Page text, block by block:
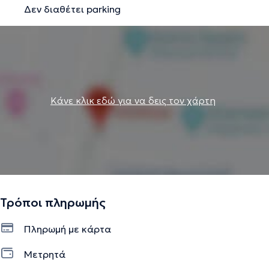
Δεν διαθέτει parking
Κάνε κλικ εδώ για να δεις τον χάρτη
Τρόποι πληρωμής
Πληρωμή με κάρτα
Μετρητά